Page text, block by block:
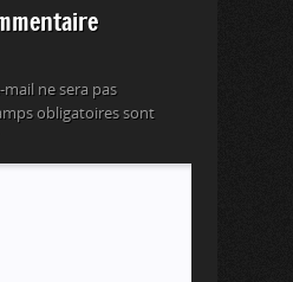
ne sera pas
obligatoires sont